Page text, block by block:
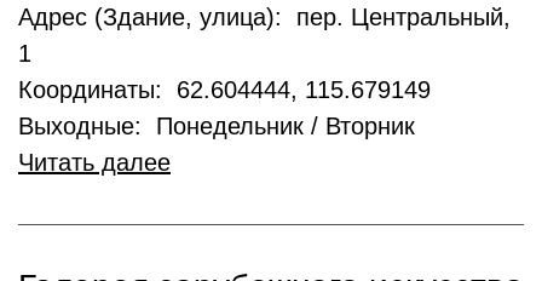
Адрес (Здание, улица): пер. Центральный,
1
Координаты: 62.604444, 115.679149
Выходные: Понедельник / Вторник
Читать далее